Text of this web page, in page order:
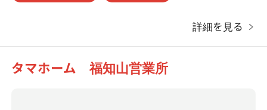
詳細を見る
タマホーム 福知山営業所